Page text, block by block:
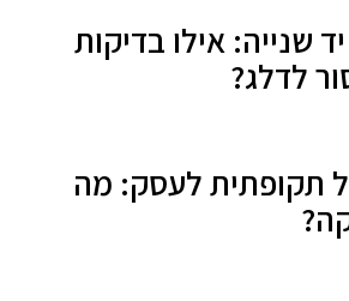
שנייה: אילו בדיקות
לדלג?
תקופתית לעסק: מה